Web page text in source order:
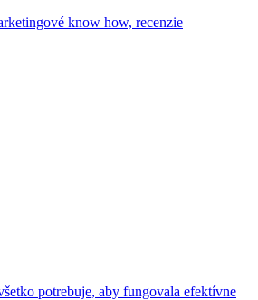
know how, recenzie
potrebuje, aby fungovala efektívne